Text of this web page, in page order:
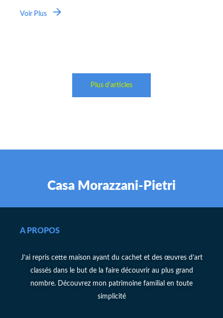
Voir Plus
Plus d'articles
Casa Morazzani-Pietri
A PROPOS
J’ai repris cette maison ayant du cachet et des œuvres d’art
classés dans le but de la faire découvrir au plus grand
nombre. Découvrez mon patrimoine familial en toute
simplicité